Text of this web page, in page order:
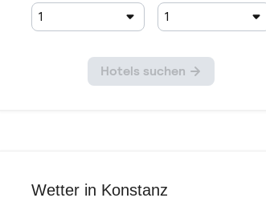
Wetter in Konstanz